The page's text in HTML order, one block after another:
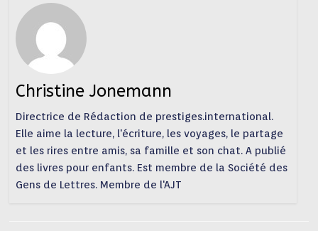
Christine Jonemann
Directrice de Rédaction de prestiges.international.
Elle aime la lecture, l'écriture, les voyages, le partage
et les rires entre amis, sa famille et son chat. A publié
des livres pour enfants. Est membre de la Société des
Gens de Lettres. Membre de l'AJT